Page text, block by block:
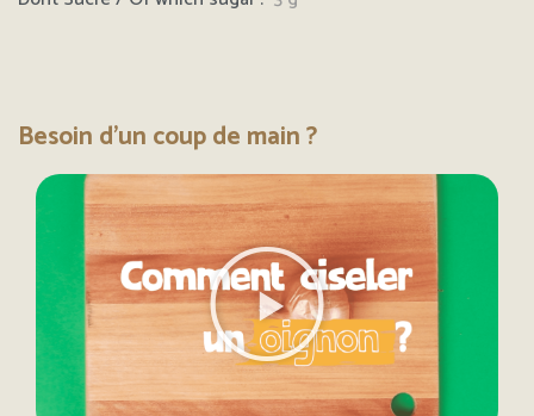
Besoin d'un coup de main ?